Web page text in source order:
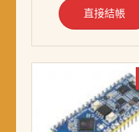
直接結帳